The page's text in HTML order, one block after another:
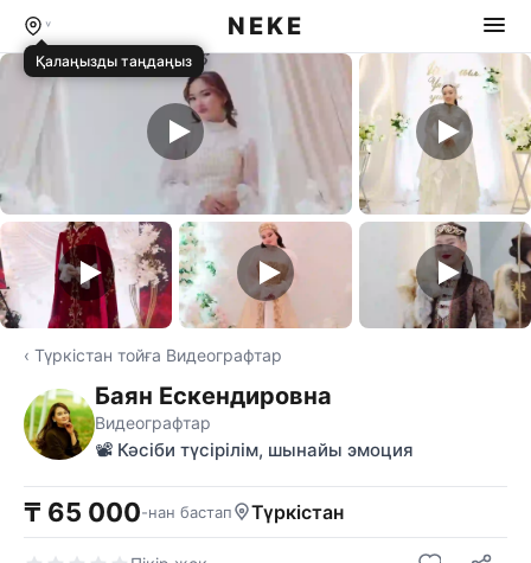
Қалаңызды таңдаңыз
NEKE
‹ Түркістан тойға Видеографтар
Баян Ескендировна
Видеографтар
📽️ Кәсіби түсірілім, шынайы эмоция
₸ 65 000-нан бастап Түркістан